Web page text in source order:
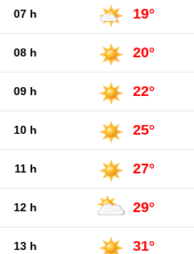
07 h 19°
08 h 20°
09 h 22°
10 h 25°
11 h 27°
12 h 29°
13 h 31°